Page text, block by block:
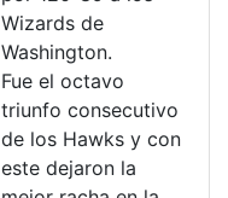
Wizards de
Washington.
Fue el octavo
triunfo consecutivo
de los Hawks y con
este dejaron la